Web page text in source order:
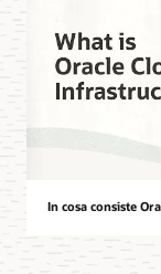
In cosa consiste